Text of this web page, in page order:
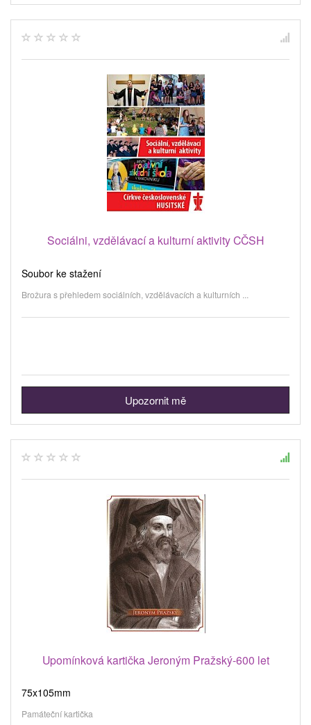
Sociálni, vzdělávací a kulturní aktivity CČSH
Soubor ke stažení
Brožura s přehledem sociálních, vzdělávacích a kulturních ...
Upozornit mě
Upomínková kartička Jeroným Pražský-600 let
75x105mm
Památeční kartička